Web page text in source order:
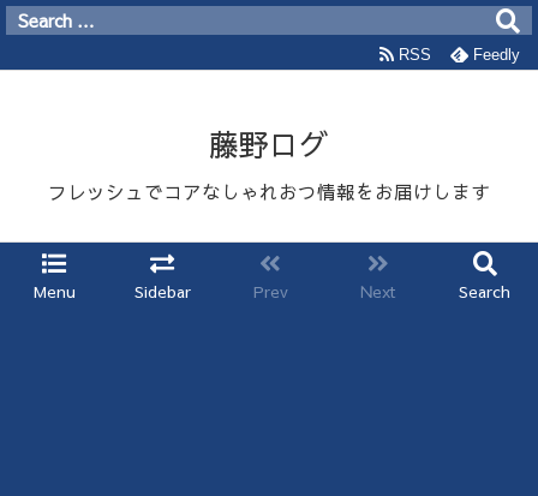
藤野ログ
フレッシュでコアなしゃれおつ情報をお届けします
Menu Sidebar Prev Next Search
RSS Feedly